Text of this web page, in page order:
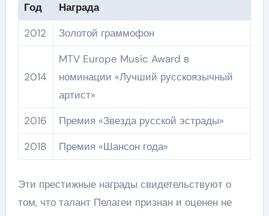
Год
Награда
2012
Золотой граммофон
2014
MTV Europe Music Award в
номинации «Лучший русскоязычный
артист»
2016
Премия «Звезда русской эстрады»
2018
Премия «Шансон года»
Эти престижные награды свидетельствуют о
том, что талант Пелагеи признан и оценен не